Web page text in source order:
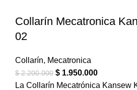
Collarín Mecatronica
02
Collarín, Mecatronica
$2.200.000 $ 1.950.000
La Collarín Mecatrónica Kansew